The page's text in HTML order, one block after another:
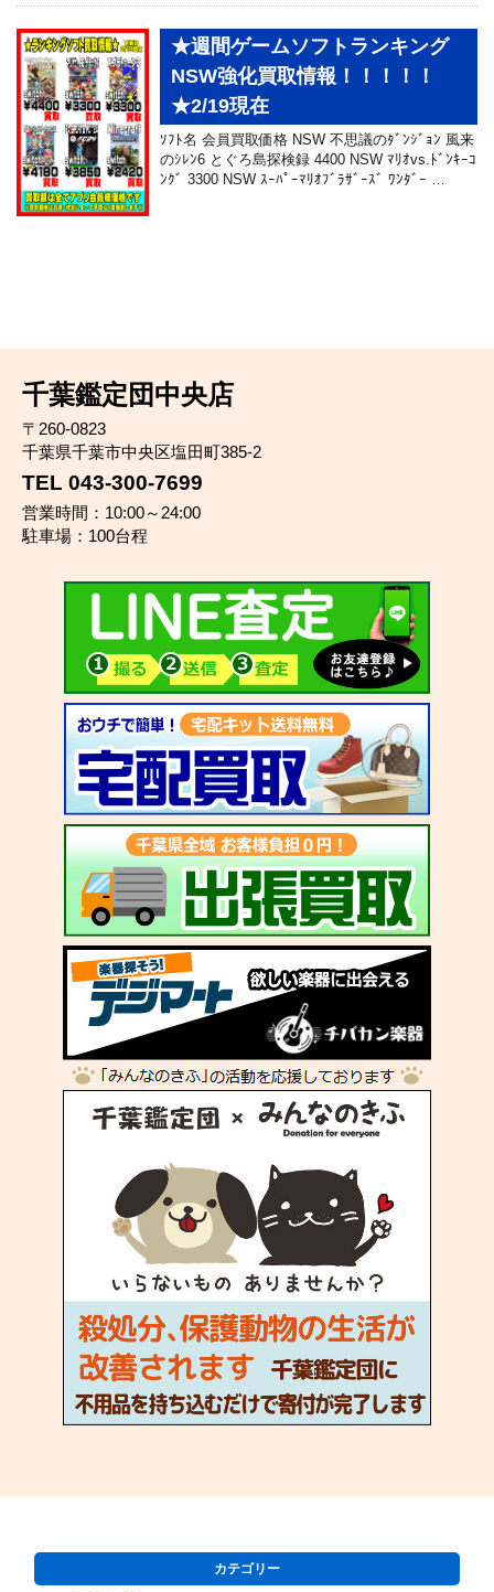
★週間ゲームソフトランキング
NSW強化買取情報！！！！！
★2/19現在
ｿﾌﾄ名 会員買取価格 NSW 不思議のﾀﾞﾝｼﾞｮﾝ 風来
のｼﾚﾝ6 とぐろ島探検録 4400 NSW ﾏﾘｵvs.ﾄﾞﾝｷｰｺ
ﾝｸﾞ 3300 NSW ｽｰﾊﾟｰﾏﾘｵﾌﾞﾗｻﾞｰｽﾞ ﾜﾝﾀﾞｰ …
千葉鑑定団中央店
〒260-0823
千葉県千葉市中央区塩田町385-2
TEL 043-300-7699
営業時間：10:00～24:00
駐車場：100台程
カテゴリー